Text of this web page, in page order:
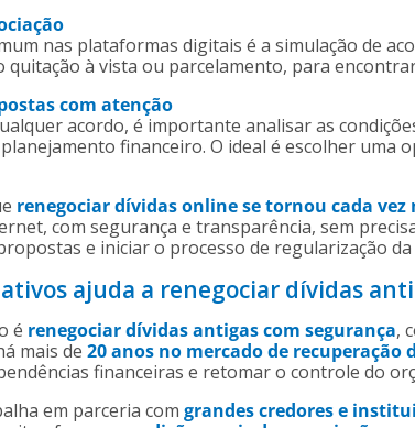
nas plataformas digitais é a simulação de
quitação à vista ou parcelamento, para
com atenção
acordo, é importante analisar as
financeiro. O ideal é escolher
renegociar dívidas online se tornou cada vez
com segurança e transparência, sem
e iniciar o processo de regularização
ajuda a renegociar dívidas
é renegociar dívidas antigas com segurança,
mais de 20 anos no mercado de recuperação
financeiras e retomar o controle do
em parceria com grandes credores e